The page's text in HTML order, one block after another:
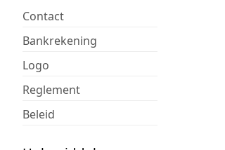
Contact
Bankrekening
Logo
Reglement
Beleid